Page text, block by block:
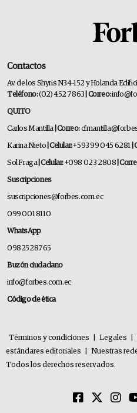
Contactos
Av. de los Shyris N34-152 y Holanda
Teléfono:(02) 452 7863 | Correo:
QUITO
Carlos Mantilla | Correo:
Karina Nieto | Celular:+593 99 045 6281 |
Sol Fraga| Celular:+098 023 2808 |
Suscripciones
suscripciones@forbes.com.ec
099 001 8110
WhatsApp
0982528765
Buzón ciudadano
info@forbes.com.ec
Código de ética
Términos y condiciones Legales
estándares editoriales
Nuestras
Todos los derechos reservados.